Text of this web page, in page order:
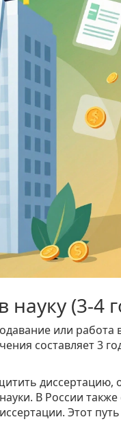
науку (3-4
или работа
составляет 3
диссертацию,
В России также
Этот